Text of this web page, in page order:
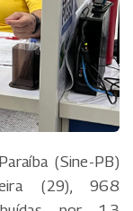
(Sine-PB)
(29), 968